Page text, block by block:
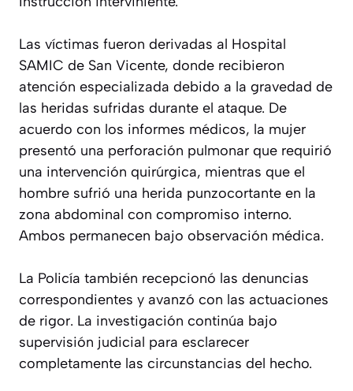
Las víctimas fueron derivadas al Hospital
SAMIC de San Vicente, donde recibieron
atención especializada debido a la gravedad de
las heridas sufridas durante el ataque. De
acuerdo con los informes médicos, la mujer
presentó una perforación pulmonar que requirió
una intervención quirúrgica, mientras que el
hombre sufrió una herida punzocortante en la
zona abdominal con compromiso interno.
Ambos permanecen bajo observación médica.
La Policía también recepcionó las denuncias
correspondientes y avanzó con las actuaciones
de rigor. La investigación continúa bajo
supervisión judicial para esclarecer
completamente las circunstancias del hecho.